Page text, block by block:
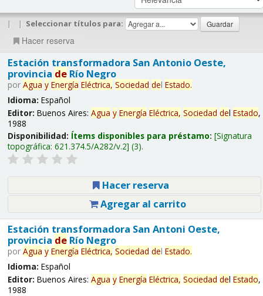
| | Seleccionar títulos para:
Hacer reserva
Estación transformadora San Antonio Oeste,
provincia deRío Negro
por Agua y Energía Eléctrica, Sociedad del Estado.
Idioma: Español
Editor: Buenos Aires: Agua y Energía Eléctrica, Sociedad del Estado,
1988
Disponibilidad: Ítems disponibles para préstamo: Signatura
topográfica: 621.374.5/A282/v.2 (3).
Hacer reserva
Agregar al carrito
Estación transformadora San Antoni Oeste,
provincia deRío Negro
por Agua y Energía Eléctrica, Sociedad del Estado.
Idioma: Español
Editor: Buenos Aires: Agua y Energía Eléctrica, Sociedad del Estado,
1988